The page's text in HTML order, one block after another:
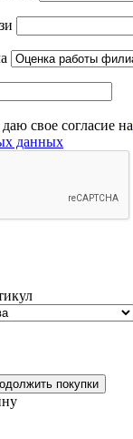
свое согласие на
данных
покупки